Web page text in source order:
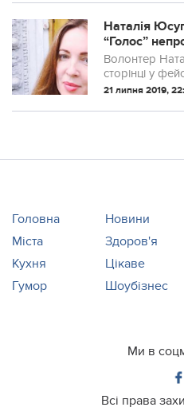
церква)
Наталія
“Голос”
голосуватu,
Волонтер
сторінці у
попередні
21 липня 2019,
Головна
Новини
Міста
Здоров'я
Кухня
Цікаве
Гумор
Шоубізнес
Ми в
Всі права